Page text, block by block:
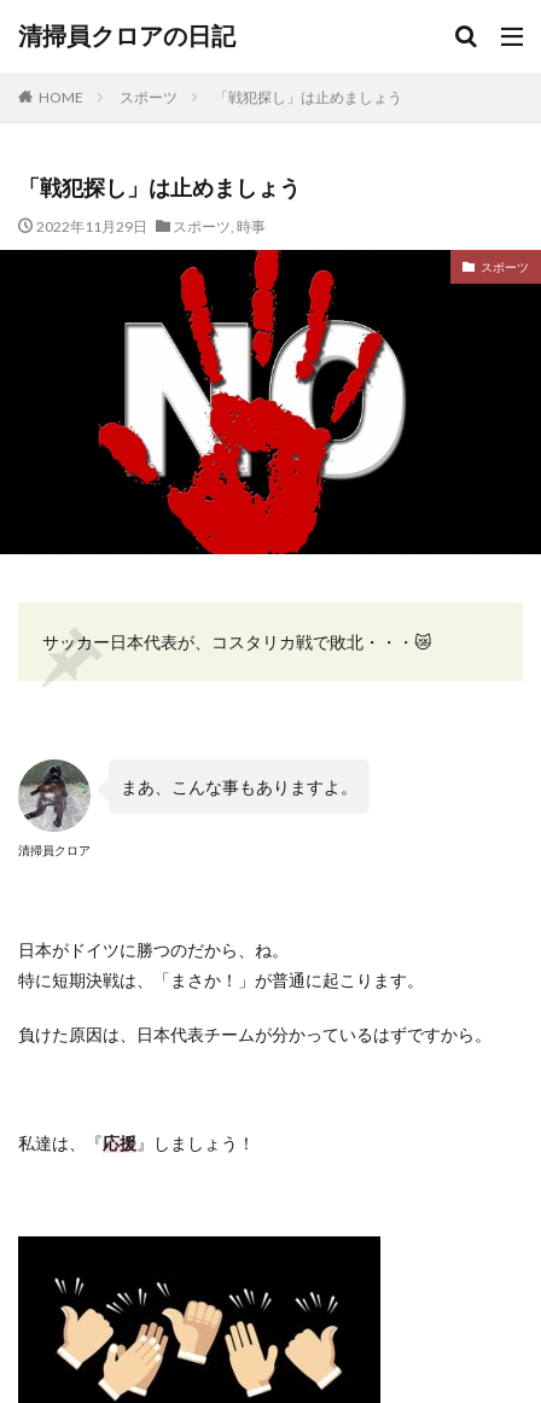
清掃員クロアの日記
HOME スポーツ 「戦犯探し」は止めましょう
「戦犯探し」は止めましょう
2022年11月29日 スポーツ, 時事
スポーツ
サッカー日本代表が、コスタリカ戦で敗北・・・ 😿
清掃員クロア
まあ、こんな事もありますよ。
日本がドイツに勝つのだから、ね。
特に短期決戦は、「まさか！」が普通に起こります。
負けた原因は、日本代表チームが分かっているはずですから。
私達は、『応援』しましょう！